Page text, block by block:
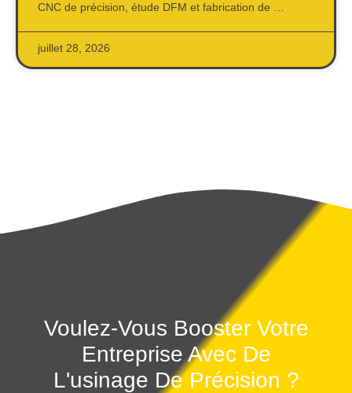
CNC de précision, étude DFM et fabrication de …
juillet 28, 2026
Voulez-Vous Booster Votre
Entreprise Avec De
L'usinage De Précision ?